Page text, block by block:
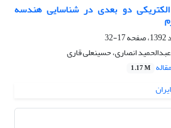
الکتریکی دو بعدی در شناسایی هندسه
17-32
انصاری، حسینعلی قاری
1.17 M